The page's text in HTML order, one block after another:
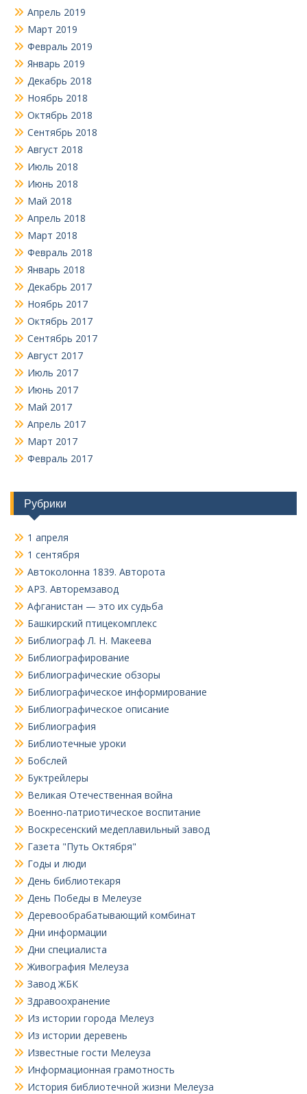
Апрель 2019
Март 2019
Февраль 2019
Январь 2019
Декабрь 2018
Ноябрь 2018
Октябрь 2018
Сентябрь 2018
Август 2018
Июль 2018
Июнь 2018
Май 2018
Апрель 2018
Март 2018
Февраль 2018
Январь 2018
Декабрь 2017
Ноябрь 2017
Октябрь 2017
Сентябрь 2017
Август 2017
Июль 2017
Июнь 2017
Май 2017
Апрель 2017
Март 2017
Февраль 2017
Рубрики
1 апреля
1 сентября
Автоколонна 1839. Авторота
АРЗ. Авторемзавод
Афганистан — это их судьба
Башкирский птицекомплекс
Библиограф Л. Н. Макеева
Библиографирование
Библиографические обзоры
Библиографическое информирование
Библиографическое описание
Библиография
Библиотечные уроки
Бобслей
Буктрейлеры
Великая Отечественная война
Военно-патриотическое воспитание
Воскресенский медеплавильный завод
Газета "Путь Октября"
Годы и люди
День библиотекаря
День Победы в Мелеузе
Деревообрабатывающий комбинат
Дни информации
Дни специалиста
Живография Мелеуза
Завод ЖБК
Здравоохранение
Из истории города Мелеуз
Из истории деревень
Известные гости Мелеуза
Информационная грамотность
История библиотечной жизни Мелеуза